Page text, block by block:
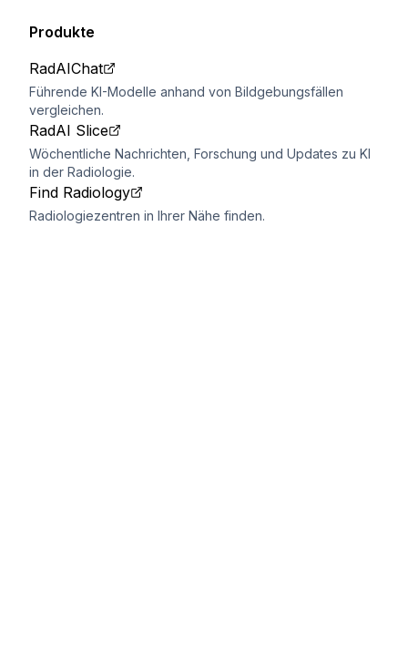
Produkte
RadAIChat
Führende KI-Modelle anhand von Bildgebungsfällen
vergleichen.
RadAI Slice
Wöchentliche Nachrichten, Forschung und Updates zu KI
in der Radiologie.
Find Radiology
Radiologiezentren in Ihrer Nähe finden.